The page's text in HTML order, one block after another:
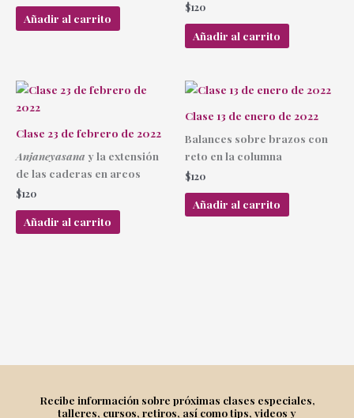
Añadir al carrito
$120
Añadir al carrito
Clase 23 de febrero de 2022
Anjaneyasana y la extensión
de las caderas en arcos
$120
Añadir al carrito
Clase 13 de enero de 2022
Balances sobre brazos con
reto en la columna
$120
Añadir al carrito
Recibe información sobre próximas clases especiales,
talleres, cursos, retiros, así como tips, videos y